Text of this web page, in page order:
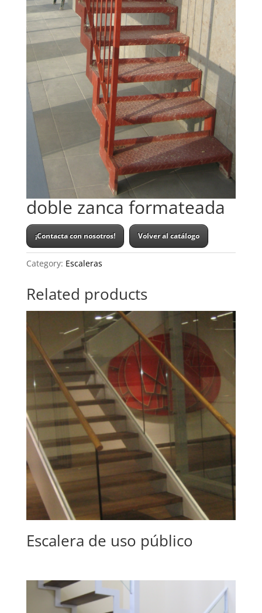
doble zanca formateada
¡Contacta con nosotros! Volver al catálogo
Category: Escaleras
Related products
Escalera de uso público